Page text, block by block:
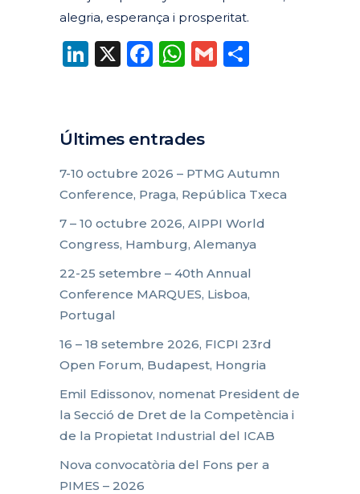
alegria, esperança i prosperitat.
LinkedIn
X Facebook
WhatsApp
Gmail
Últimes entrades
7-10 octubre 2026 – PTMG Autumn
Conference, Praga, República Txeca
7 – 10 octubre 2026, AIPPI World
Congress, Hamburg, Alemanya
22-25 setembre – 40th Annual
Conference MARQUES, Lisboa,
Portugal
16 – 18 setembre 2026, FICPI 23rd
Open Forum, Budapest, Hongria
Emil Edissonov, nomenat President de
la Secció de Dret de la Competència i
de la Propietat Industrial del ICAB
Nova convocatòria del Fons per a
PIMES – 2026